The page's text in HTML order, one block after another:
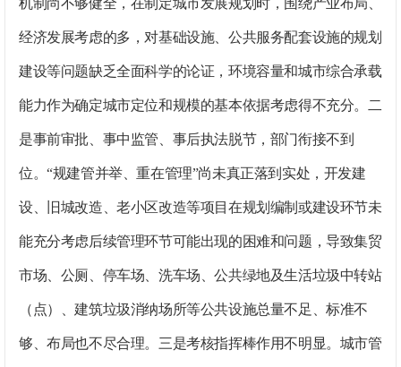
机制尚不够健全，在制定城市发展规划时，围绕产业布局、
经济发展考虑的多，对基础设施、公共服务配套设施的规划
建设等问题缺乏全面科学的论证，环境容量和城市综合承载
能力作为确定城市定位和规模的基本依据考虑得不充分。 二
是事前审批、事中监管、事后执法脱节，部门衔接不到
位。“规建管并举、重在管理”尚未真正落到实处，开发建
设、旧城改造、老小区改造等项目在规划编制或建设环节未
能充分考虑后续管理环节可能出现的困难和问题，导致集贸
市场、公厕、停车场、洗车场、公共绿地及生活垃圾中转站
（点）、建筑垃圾消纳场所等公共设施总量不足、标准不
够、布局也不尽合理。 三是考核指挥棒作用不明显。 城市管